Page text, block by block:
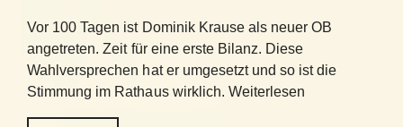
Vor 100 Tagen ist Dominik Krause als neuer OB
angetreten. Zeit für eine erste Bilanz. Diese
Wahlversprechen hat er umgesetzt und so ist die
Stimmung im Rathaus wirklich. Weiterlesen